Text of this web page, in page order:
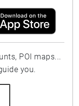
POI maps...
you.